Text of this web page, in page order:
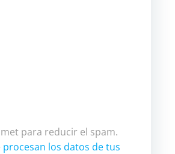
para reducir el spam.
los datos de tus